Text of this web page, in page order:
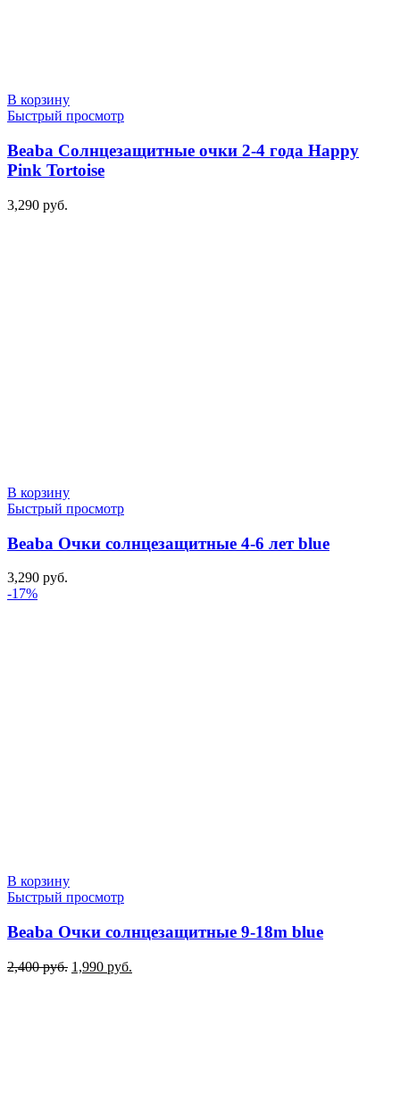
В корзину
Быстрый просмотр
Beaba Солнцезащитные очки 2-4 года Happy
Pink Tortoise
3,290 руб.
В корзину
Быстрый просмотр
Beaba Очки солнцезащитные 4-6 лет blue
3,290 руб.
-17%
В корзину
Быстрый просмотр
Beaba Очки солнцезащитные 9-18m blue
2,400руб. Первоначальная
1,990 руб.